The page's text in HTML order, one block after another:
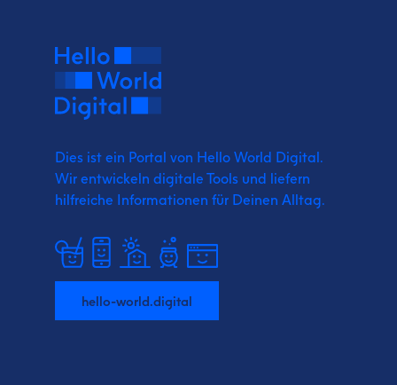
Dies ist ein Portal von Hello World Digital.
Wir entwickeln digitale Tools und liefern
hilfreiche Informationen für Deinen Alltag.
hello-world.digital